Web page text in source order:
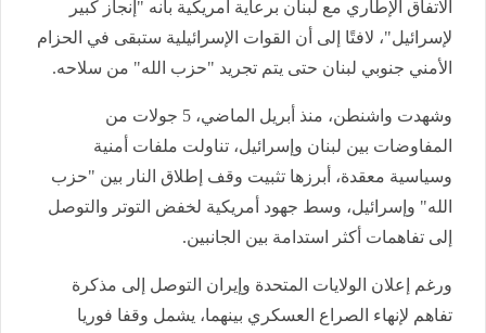
الاتفاق الإطاري مع لبنان برعاية أمريكية بأنه "إنجاز كبير
لإسرائيل"، لافتًا إلى أن القوات الإسرائيلية ستبقى في الحزام
الأمني جنوبي لبنان حتى يتم تجريد "حزب الله" من سلاحه.
وشهدت واشنطن، منذ أبريل الماضي، 5 جولات من
المفاوضات بين لبنان وإسرائيل، تناولت ملفات أمنية
وسياسية معقدة، أبرزها تثبيت وقف إطلاق النار بين "حزب
الله" وإسرائيل، وسط جهود أمريكية لخفض التوتر والتوصل
إلى تفاهمات أكثر استدامة بين الجانبين.
ورغم إعلان الولايات المتحدة وإيران التوصل إلى مذكرة
تفاهم لإنهاء الصراع العسكري بينهما، يشمل وقفا فوريا